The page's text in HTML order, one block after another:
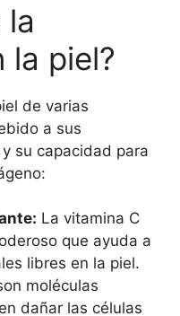
la
la piel?
de varias
a sus
su capacidad para
La vitamina C
que ayuda a
libres en la piel.
moléculas
dañar las células